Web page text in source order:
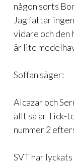
någon sorts
Jag fattar
vidare och den
är lite
Soffan säger:
Alcazar och
allt så är Tick-
nummer 2
SVT har